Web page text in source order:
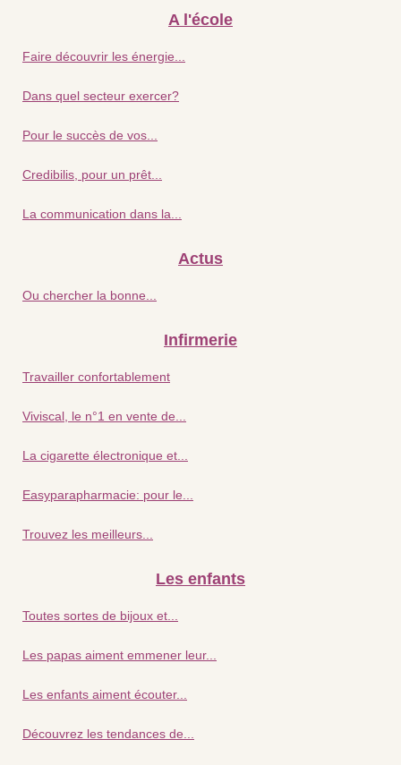
A l'école
Faire découvrir les énergie...
Dans quel secteur exercer?
Pour le succès de vos...
Credibilis, pour un prêt...
La communication dans la...
Actus
Ou chercher la bonne...
Infirmerie
Travailler confortablement
Viviscal, le n°1 en vente de...
La cigarette électronique et...
Easyparapharmacie: pour le...
Trouvez les meilleurs...
Les enfants
Toutes sortes de bijoux et...
Les papas aiment emmener leur...
Les enfants aiment écouter...
Découvrez les tendances de...